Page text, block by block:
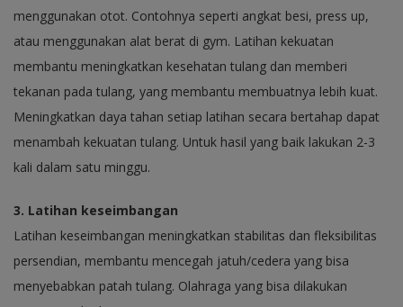
menggunakan otot. Contohnya seperti angkat besi, press up,
atau menggunakan alat berat di gym. Latihan kekuatan
membantu meningkatkan kesehatan tulang dan memberi
tekanan pada tulang, yang membantu membuatnya lebih kuat.
Meningkatkan daya tahan setiap latihan secara bertahap dapat
menambah kekuatan tulang. Untuk hasil yang baik lakukan 2-3
kali dalam satu minggu.
3. Latihan keseimbangan
Latihan keseimbangan meningkatkan stabilitas dan fleksibilitas
persendian, membantu mencegah jatuh/cedera yang bisa
menyebabkan patah tulang. Olahraga yang bisa dilakukan